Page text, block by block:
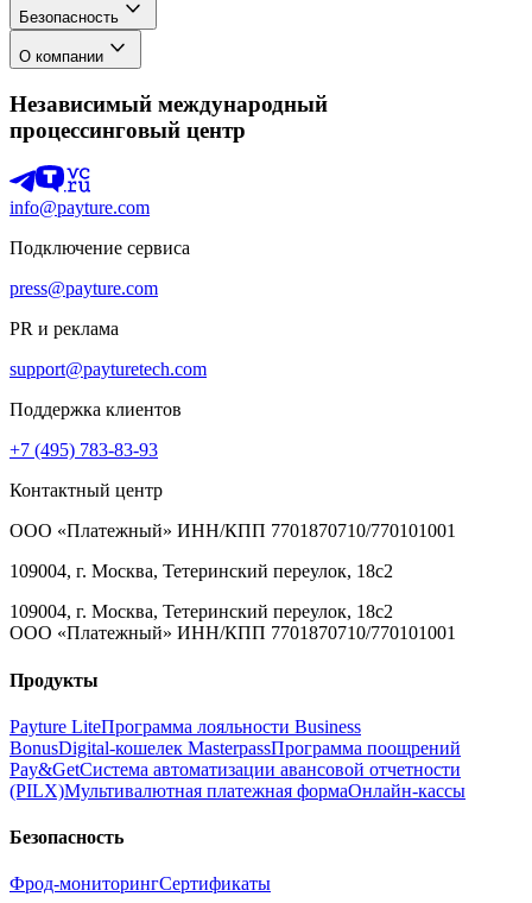
Безопасность
О компании
Независимый международный
процессинговый центр
info@payture.com
Подключение сервиса
press@payture.com
PR и реклама
support@payturetech.com
Поддержка клиентов
+7 (495) 783-83-93
Контактный центр
ООО «Платежный» ИНН/КПП 7701870710/770101001
109004, г. Москва, Тетеринский переулок, 18с2
109004, г. Москва, Тетеринский переулок, 18с2
ООО «Платежный» ИНН/КПП 7701870710/770101001
Продукты
Payture LiteПрограмма лояльности Business
BonusDigital‑кошелек MasterpassПрограмма поощрений
Pay&GetСистема автоматизации авансовой отчетности
(PILX)Мультивалютная платежная формаОнлайн‑кассы
Безопасность
Фрод‑мониторингСертификаты